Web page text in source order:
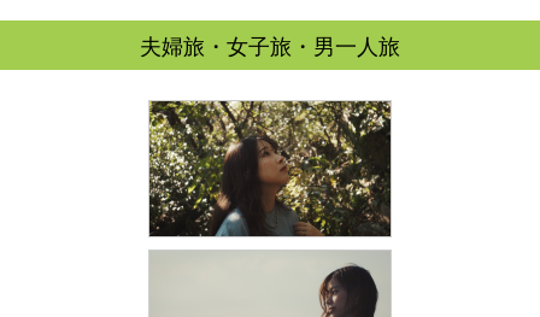
夫婦旅・女子旅・男一人旅